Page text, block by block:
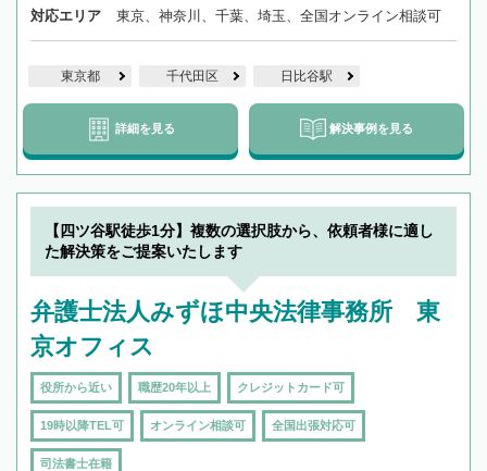
対応エリア 東京、神奈川、千葉、埼玉、全国オンライン相談可
東京都 千代田区 日比谷駅
詳細を見る 解決事例を見る
【四ツ谷駅徒歩1分】複数の選択肢から、依頼者様に適し
た解決策をご提案いたします
弁護士法人みずほ中央法律事務所 東
京オフィス
役所から近い 職歴20年以上 クレジットカード可
19時以降TEL可 オンライン相談可 全国出張対応可
司法書士在籍